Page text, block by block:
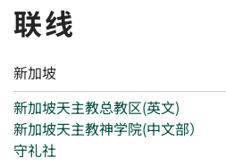
联线
新加坡
新加坡天主教总教区(英文)
新加坡天主教神学院(中文部）
守礼社